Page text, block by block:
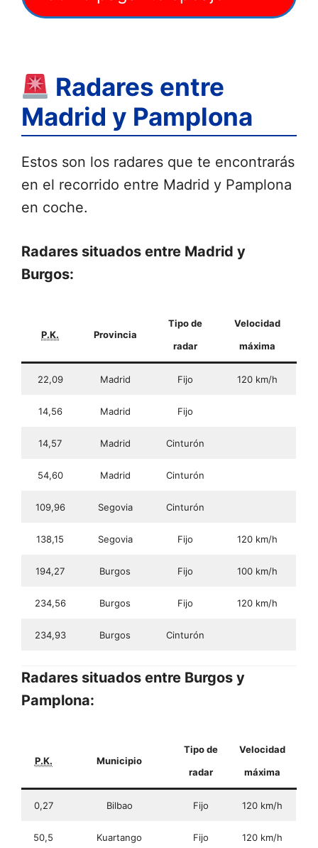
Radares entre
Madrid y Pamplona
Estos son los radares que te encontrarás
en el recorrido entre Madrid y Pamplona
en coche.
Radares situados entre Madrid y
Burgos:
P.K. Provincia
Tipo de
radar
Velocidad
máxima
22,09 Madrid Fijo 120 km/h
14,56 Madrid Fijo
14,57 Madrid Cinturón
54,60 Madrid Cinturón
109,96 Segovia Cinturón
138,15 Segovia Fijo 120 km/h
194,27 Burgos Fijo 100 km/h
234,56 Burgos Fijo 120 km/h
234,93 Burgos Cinturón
Radares situados entre Burgos y
Pamplona:
P.K. Municipio
Tipo de
radar
Velocidad
máxima
0,27 Bilbao Fijo 120 km/h
50,5 Kuartango Fijo 120 km/h